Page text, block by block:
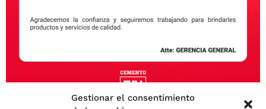
Gestionar el consentimiento
Catálogo